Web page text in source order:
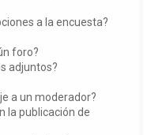
a la encuesta?
foro?
adjuntos?
a un moderador?
la publicación de